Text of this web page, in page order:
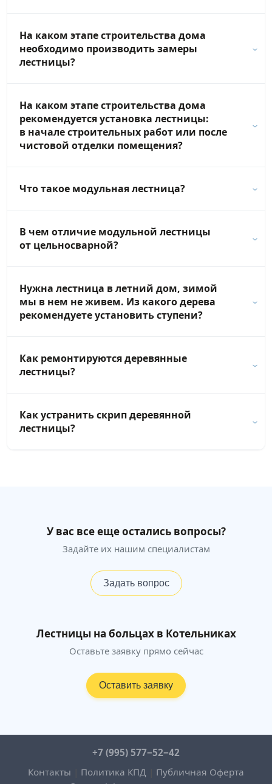
На каком этапе строительства дома
необходимо производить замеры
лестницы?
На каком этапе строительства дома
рекомендуется установка лестницы:
в начале строительных работ или после
чистовой отделки помещения?
Что такое модульная лестница?
В чем отличие модульной лестницы
от цельносварной?
Нужна лестница в летний дом, зимой
мы в нем не живем. Из какого дерева
рекомендуете установить ступени?
Как ремонтируются деревянные
лестницы?
Как устранить скрип деревянной
лестницы?
У вас все еще остались вопросы?
Задайте их нашим специалистам
Задать вопрос
Лестницы на больцах в Котельниках
Оставьте заявку прямо сейчас
Оставить заявку
+7 (995) 577−52−42
Контакты
Политика КПД Публичная Оферта